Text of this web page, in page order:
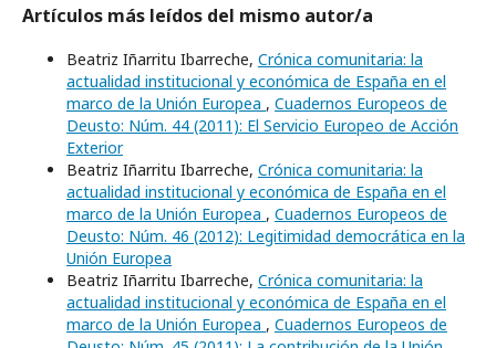
Artículos más leídos del mismo autor/a
Beatriz Iñarritu Ibarreche, Crónica comunitaria: la
actualidad institucional y económica de España en el
marco de la Unión Europea , Cuadernos Europeos de
Deusto: Núm. 44 (2011): El Servicio Europeo de Acción
Exterior
Beatriz Iñarritu Ibarreche, Crónica comunitaria: la
actualidad institucional y económica de España en el
marco de la Unión Europea , Cuadernos Europeos de
Deusto: Núm. 46 (2012): Legitimidad democrática en la
Unión Europea
Beatriz Iñarritu Ibarreche, Crónica comunitaria: la
actualidad institucional y económica de España en el
marco de la Unión Europea , Cuadernos Europeos de